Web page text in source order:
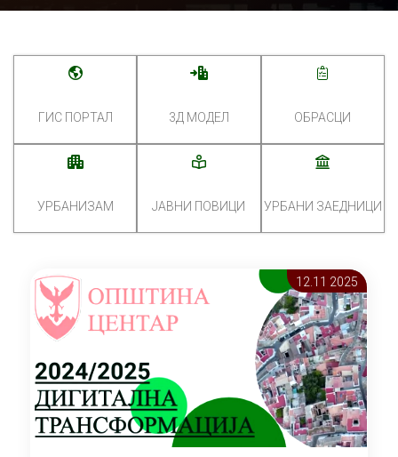
ГИС ПОРТАЛ 3Д МОДЕЛ ОБРАСЦИ
УРБАНИЗАМ ЈАВНИ ПОВИЦИ УРБАНИ ЗАЕДНИЦИ
12.11 2025